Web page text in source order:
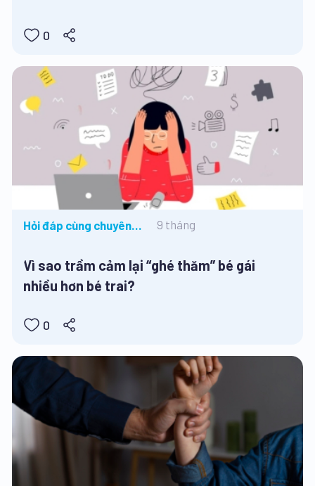
0
Hỏi đáp cùng chuyên
9 tháng
Vì sao trầm cảm lại “ghé thăm” bé gái
nhiều hơn bé trai?
0